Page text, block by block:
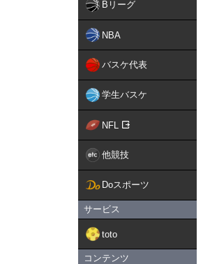
Bリーグ
NBA
バスケ代表
学生バスケ
NFL
他競技
Doスポーツ
サービス
toto
コンテンツ